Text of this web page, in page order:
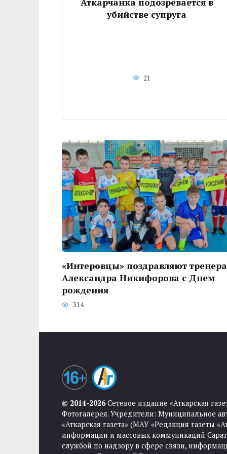
убийстве супруга
21
«Интеровцы» поздравляют тренера
Александра Никифорова с Днем
рождения
314
© 2014-2026Сетевое издание «Аткарская
Фотогалерея. Учредители: Муниципальное
«Аткарская газета» (МАУ «Редакция газеты
информации и массовых коммуникаций
службой по надзору в сфере связи,